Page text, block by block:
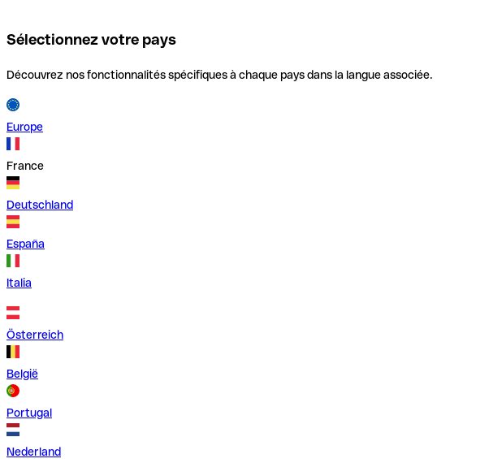
Sélectionnez votre pays
Découvrez nos fonctionnalités spécifiques à chaque pays dans la langue associée.
Europe
France
Deutschland
España
Italia
Österreich
België
Portugal
Nederland